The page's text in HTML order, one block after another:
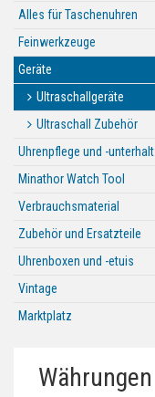
Alles für Taschenuhren
Feinwerkzeuge
Geräte
Ultraschallgeräte
Ultraschall Zubehör
Uhrenpflege und -unterhalt
Minathor Watch Tool
Verbrauchsmaterial
Zubehör und Ersatzteile
Uhrenboxen und -etuis
Vintage
Marktplatz
Währungen